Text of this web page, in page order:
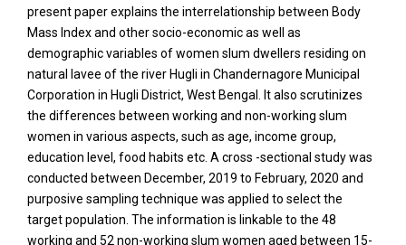
present paper explains the interrelationship between Body
Mass Index and other socio-economic as well as
demographic variables of women slum dwellers residing on
natural lavee of the river Hugli in Chandernagore Municipal
Corporation in Hugli District, West Bengal. It also scrutinizes
the differences between working and non-working slum
women in various aspects, such as age, income group,
education level, food habits etc. A cross -sectional study was
conducted between December, 2019 to February, 2020 and
purposive sampling technique was applied to select the
target population. The information is linkable to the 48
working and 52 non-working slum women aged between 15-